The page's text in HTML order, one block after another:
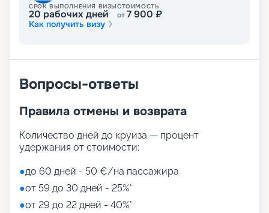
СРОК ВЫПОЛНЕНИЯ ВИЗЫ
20 рабочих дней
СТОИМОСТЬ
от7 900 ₽
Как получить визу
Вопросы-ответы
Правила отмены и возврата
Количество дней до круиза — процент
удержания от стоимости:
●до 60 дней - 50 €/на пассажира
●от 59 до 30 дней - 25%*
●от 29 до 22 дней - 40%*